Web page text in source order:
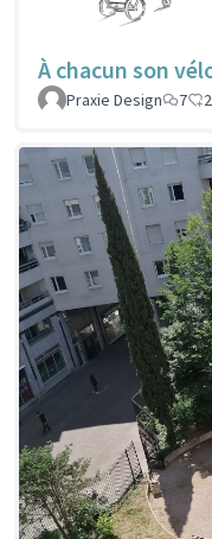
À chacun son
Praxie Design
7